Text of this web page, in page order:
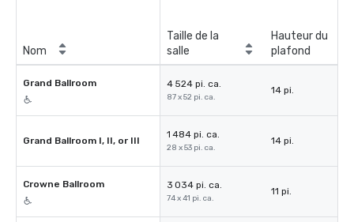
Nom
Taille de la
salle
Hauteur du
plafond
Grand Ballroom 4 524 pi. ca.
87 x 52 pi. ca.
14 pi.
Grand Ballroom I, II, or III
1 484 pi. ca.
28 x 53 pi. ca.
14 pi.
Crowne Ballroom 3 034 pi. ca.
74 x 41 pi. ca.
11 pi.